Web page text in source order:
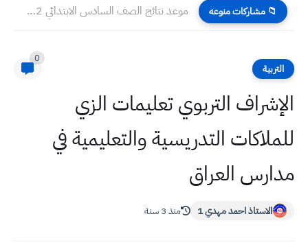
📁 مشاركات منوعه موعد نتائج الصف السادس الابتدائي 2022 وزارة التربية
التربية
0
الإشراف التربوي تعليمات الزي
للملاكات التدريسية والتعليمية في
مدارس العراق
الاستاذ احمد مهدي 1 منذ 3 سنة